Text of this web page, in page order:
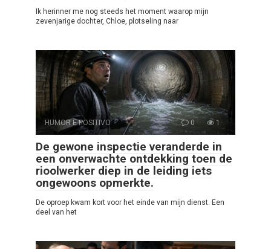
Ik herinner me nog steeds het moment waarop mijn
zevenjarige dochter, Chloe, plotseling naar
HUMOR E POSITIVO 0 1
De gewone inspectie veranderde in
een onverwachte ontdekking toen de
rioolwerker diep in de leiding iets
ongewoons opmerkte.
De oproep kwam kort voor het einde van mijn dienst. Een
deel van het